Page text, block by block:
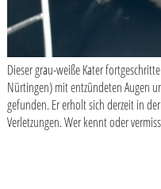
Dieser grau-weiße Kater
Nürtingen) mit entzündeten Augen
gefunden. Er erholt sich derzeit in
Verletzungen. Wer kennt oder